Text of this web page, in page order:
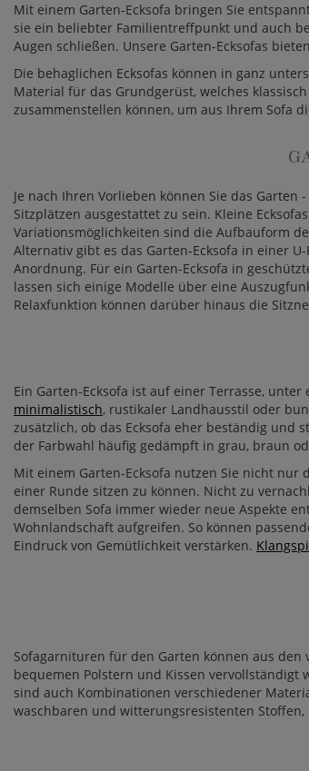
Mit einem Garten-Ecksofa bringen Sie
sie ein beliebter Familientreffpunkt und auch
Augen schließen. Unsere Garten-Ecksofas
Die behaglichen Ecksofas können in ganz
Material für das Grundgerüst, welches
zusammenstellen können, um aus Ihrem Sofa
Je nach Ihren Vorlieben können Sie das
Sitzplätzen ausgestattet zu sein. Kleine
Variationsmöglichkeiten sind die Aufbauform
Alternativ gibt es das Garten-Ecksofa in einer
Anordnung. Für ein Garten-Ecksofa in
lassen sich einige Modelle über eine
Relaxfunktion können darüber hinaus die
Ein Garten-Ecksofa ist auf einer Terrasse,
minimalistisch, rustikaler Landhausstil oder
zusätzlich, ob das Ecksofa eher beständig und
der Farbwahl häufig gedämpft in grau, braun
Mit einem Garten-Ecksofa nutzen Sie nicht
einer Runde sitzen zu können. Nicht zu
demselben Sofa immer wieder neue Aspekte
Wohnlandschaft aufgreifen. So können
Eindruck von Gemütlichkeit verstärken.
Sofagarnituren für den Garten können aus
bequemen Polstern und Kissen
sind auch Kombinationen verschiedener
waschbaren und witterungsresistenten